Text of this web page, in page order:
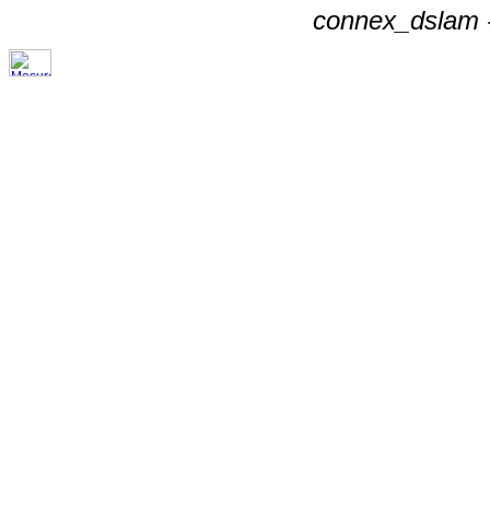
connex_dslam